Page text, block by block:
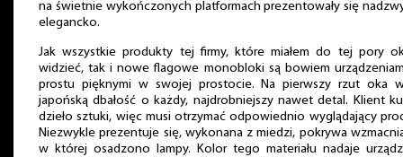
na świetnie wykończonych platformach prezentowały się
elegancko.
Jak wszystkie produkty tej firmy, które miałem do tej pory
widzieć, tak i nowe flagowe monobloki są bowiem
prostu pięknymi w swojej prostocie. Na pierwszy rzut oka
japońską dbałość o każdy, najdrobniejszy nawet detal. Klient
dzieło sztuki, więc musi otrzymać odpowiednio wyglądający
Niezwykle prezentuje się, wykonana z miedzi, pokrywa
w której osadzono lampy. Kolor tego materiału nadaje